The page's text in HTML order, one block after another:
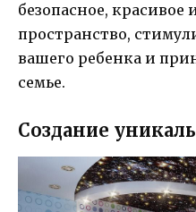
безопасное,
пространство,
вашего ребенка и
семье.
Создание